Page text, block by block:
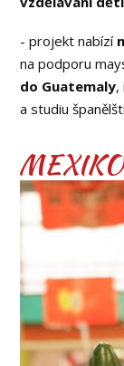
- projekt nabízí
na podporu
do Guatemaly,
a studiu
MEXIKO